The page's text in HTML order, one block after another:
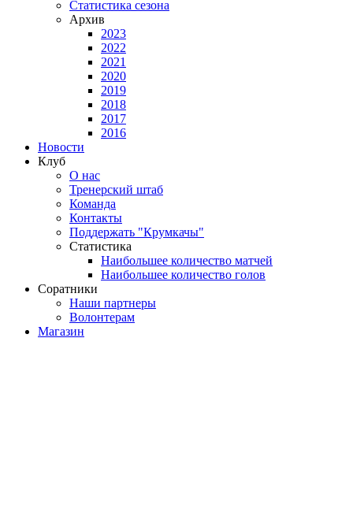
Статистика сезона
Архив
2023
2022
2021
2020
2019
2018
2017
2016
Новости
Клуб
О нас
Тренерский штаб
Команда
Контакты
Поддержать "Крумкачы"
Статистика
Наибольшее количество матчей
Наибольшее количество голов
Соратники
Наши партнеры
Волонтерам
Магазин